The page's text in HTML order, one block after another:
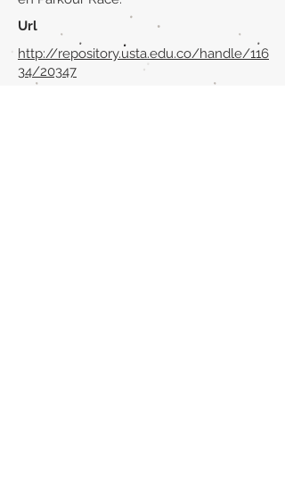
Url
http://repository.usta.edu.co/handle/116
34/20347